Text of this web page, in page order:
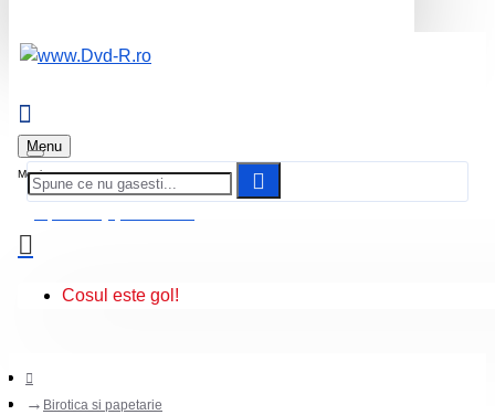
Menu
Cosul este gol!
Birotica si papetarie